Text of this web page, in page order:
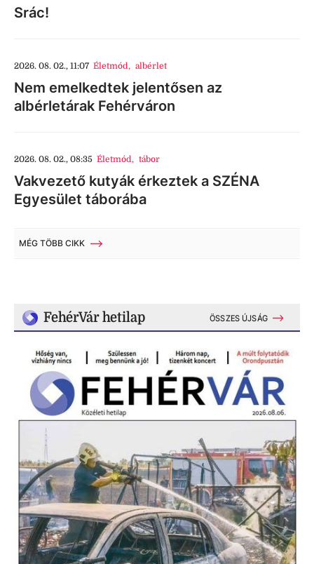
Srác!
2026. 08. 02., 11:07 Életmód, albérlet
Nem emelkedtek jelentősen az
albérletárak Fehérváron
2026. 08. 02., 08:35 Életmód, tábor
Vakvezető kutyák érkeztek a SZÉNA
Egyesület táborába
MÉG TÖBB CIKK
FehérVár hetilap ÖSSZES ÚJSÁG